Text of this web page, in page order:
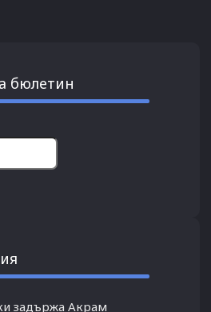
бюлетин
задържа Акрам